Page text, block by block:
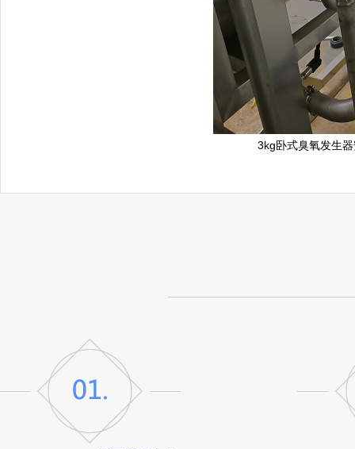
3kg卧式臭氧发生器安装现场